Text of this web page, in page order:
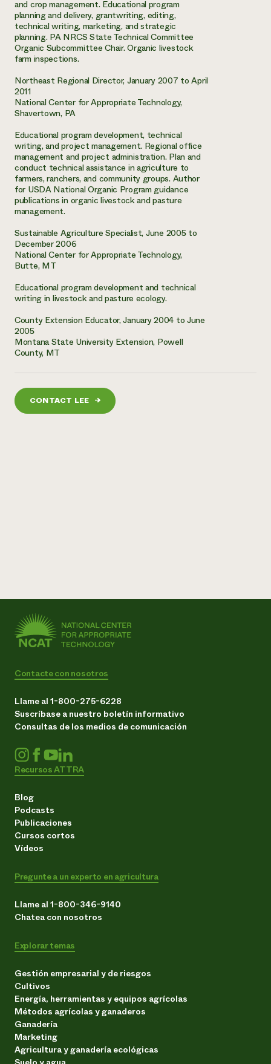
1-800-346-
and crop management. Educational program
planning and delivery, grantwriting, editing,
technical writing, marketing, and strategic
planning. PA NRCS State Technical Committee
Organic Subcommittee Chair. Organic livestock
farm inspections.
Northeast Regional Director, January 2007 to April
2011
National Center for Appropriate Technology,
Shavertown, PA
Educational program development, technical
writing, and project management. Regional office
management and project administration. Plan and
conduct technical assistance in agriculture to
farmers, ranchers, and community groups. Author
for USDA National Organic Program guidance
publications in organic livestock and pasture
management.
Sustainable Agriculture Specialist, June 2005 to
December 2006
National Center for Appropriate Technology,
Butte, MT
Educational program development and technical
writing in livestock and pasture ecology.
County Extension Educator, January 2004 to June
2005
Montana State University Extension, Powell
County, MT
CONTACT LEE →
Contacte con nosotros
Llame al 1-800-275-6228
Suscríbase a nuestro boletín informativo
Consultas de los medios de comunicación
Recursos ATTRA
Blog
Podcasts
Publicaciones
Cursos cortos
Vídeos
Pregunte a un experto en agricultura
Llame al 1-800-346-9140
Chatea con nosotros
Explorar temas
Gestión empresarial y de riesgos
Cultivos
Energía, herramientas y equipos agrícolas
Métodos agrícolas y ganaderos
Ganadería
Marketing
Agricultura y ganadería ecológicas